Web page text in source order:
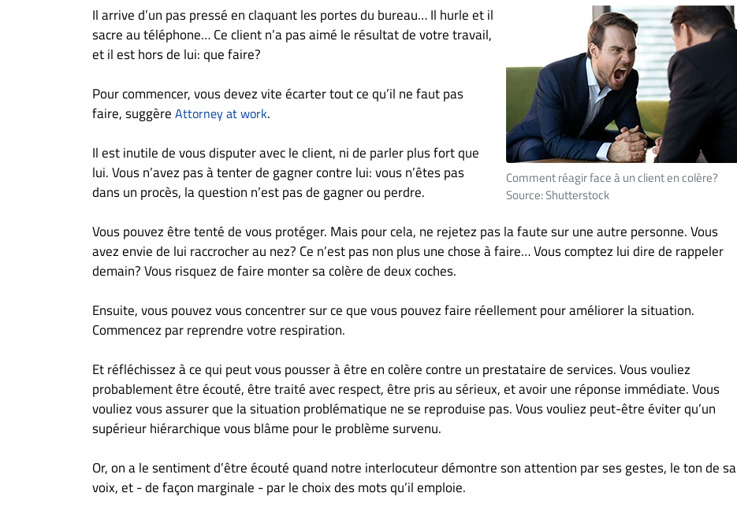
recrutements
TROUVEZ-
Comment réagir face à un client en colère?
Source: Shutterstock
Il arrive d’un pas pressé en claquant les portes du bureau… Il hurle et il
sacre au téléphone… Ce client n’a pas aimé le résultat de votre travail,
et il est hors de lui: que faire?
Pour commencer, vous devez vite écarter tout ce qu’il ne faut pas
faire, suggère Attorney at work.
Il est inutile de vous disputer avec le client, ni de parler plus fort que
lui. Vous n’avez pas à tenter de gagner contre lui: vous n’êtes pas
dans un procès, la question n’est pas de gagner ou perdre.
Vous pouvez être tenté de vous protéger. Mais pour cela, ne rejetez pas la faute sur une autre personne. Vous
avez envie de lui raccrocher au nez? Ce n’est pas non plus une chose à faire… Vous comptez lui dire de rappeler
demain? Vous risquez de faire monter sa colère de deux coches.
Ensuite, vous pouvez vous concentrer sur ce que vous pouvez faire réellement pour améliorer la situation.
Commencez par reprendre votre respiration.
Et réfléchissez à ce qui peut vous pousser à être en colère contre un prestataire de services. Vous vouliez
probablement être écouté, être traité avec respect, être pris au sérieux, et avoir une réponse immédiate. Vous
vouliez vous assurer que la situation problématique ne se reproduise pas. Vous vouliez peut-être éviter qu’un
supérieur hiérarchique vous blâme pour le problème survenu.
Or, on a le sentiment d’être écouté quand notre interlocuteur démontre son attention par ses gestes, le ton de sa
voix, et - de façon marginale - par le choix des mots qu’il emploie.